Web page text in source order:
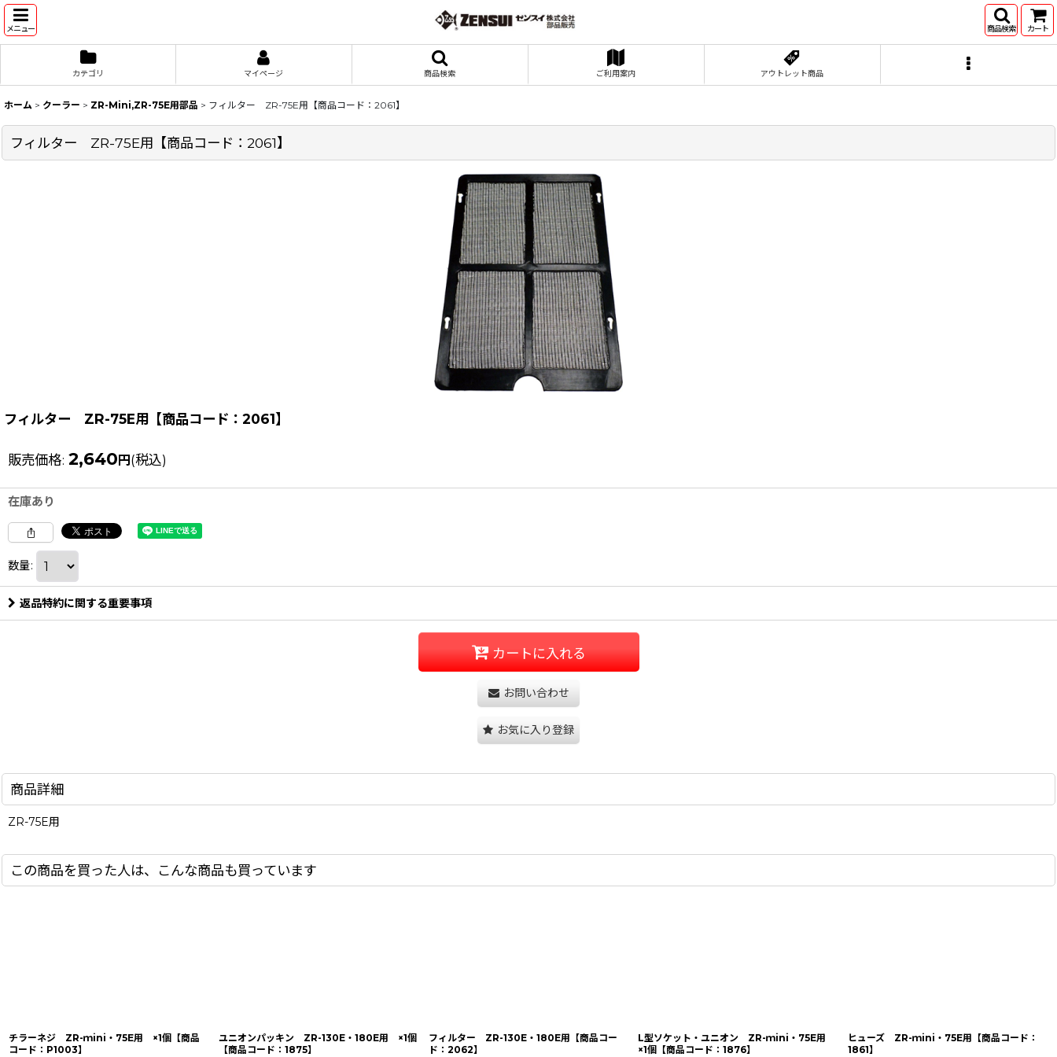
メニュー 商品検索 カート
カテゴリ マイページ 商品検索 ご利用案内 アウトレット商品
ホーム > クーラー > ZR-Mini,ZR-75E用部品 > フィルター ZR-75E用【商品コード：2061】
フィルター ZR-75E用【商品コード：2061】
フィルター ZR-75E用【商品コード：2061】
販売価格: 2,640 円 (税込)
在庫あり
数量:
返品特約に関する重要事項
カートに入れる
お問い合わせ
お気に入り登録
商品詳細
ZR-75E用
この商品を買った人は、こんな商品も買っています
チラーネジ ZR-ｍini・75E用 ×1個【商品
コード：P1003】
ユニオンパッキン ZR-130E・180E用 ×1個
【商品コード：1875】
フィルター ZR-130E・180E用【商品コー
ド：2062】
L型ソケット・ユニオン ZR-ｍini・75E用
×1個【商品コード：1876】
ヒューズ ZR-ｍini・75E用【商品コード：
1861】